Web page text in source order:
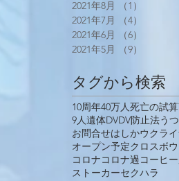
2021年8月
（1）
2021年7月
（4）
2021年6月
（6）
2021年5月
（9）
タグから検索
10周年40万人死亡の試算
9人遺体DVDV防止法う
お問合せはしかウクラ
オープン予定クロスボウ
コロナコロナ過コーヒ
ストーカーセクハラ